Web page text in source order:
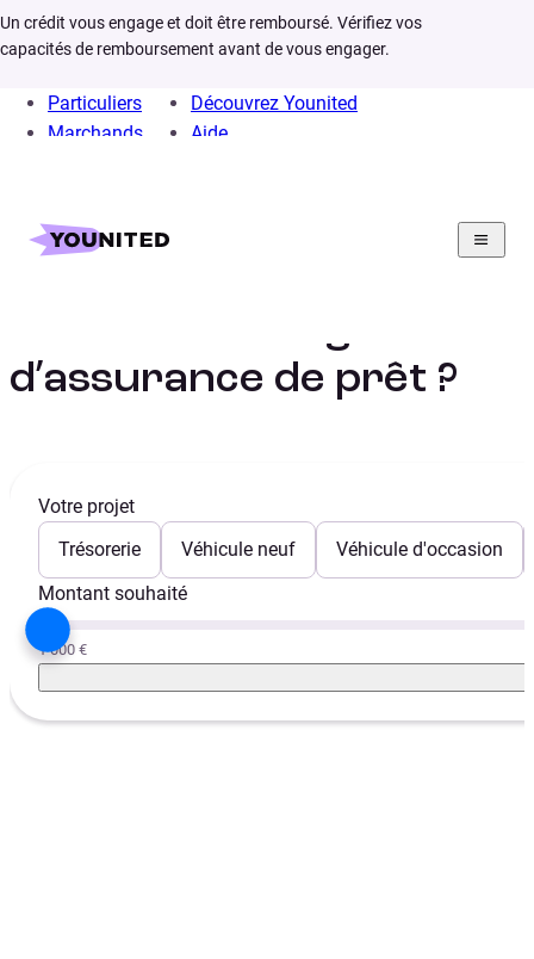
Un crédit vous engage et doit être remboursé. Vérifiez vos
capacités de remboursement avant de vous engager.
Particuliers
Marchands
Découvrez Younited
Aide
Home
Comment changer assurance pret
d’assurance de prêt ?
Votre projet
Trésorerie
Véhicule neuf
Véhicule d'occasion
Montant souhaité
1 000 €